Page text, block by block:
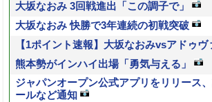
大坂なおみ 3回戦進出「この調子で」
大坂なおみ 快勝で3年連続の初戦突破
【1ポイント速報】大坂なおみvsアドゥヴ
熊本勢がインハイ出場「勇気与える」
ジャパンオープン公式アプリをリリース
ールなど通知